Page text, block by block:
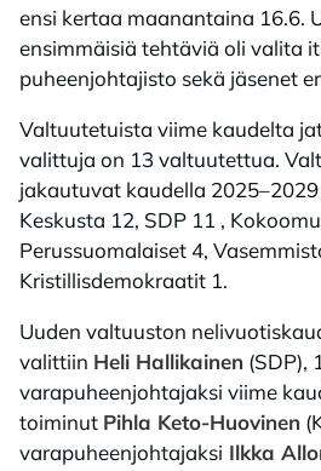
ensi kertaa maanantaina 16.6.
ensimmäisiä tehtäviä oli valita
puheenjohtajisto sekä jäsenet
Valtuutetuista viime kaudelta
valittuja on 13 valtuutettua.
jakautuvat kaudella
Keskusta 12, SDP 11 ,
Perussuomalaiset 4,
Kristillisdemokraatit 1.
Uuden valtuuston
valittiin Heli Hallikainen (SDP),
varapuheenjohtajaksi viime
toiminut Pihla Keto-Huovinen
varapuheenjohtajaksi Ilkka